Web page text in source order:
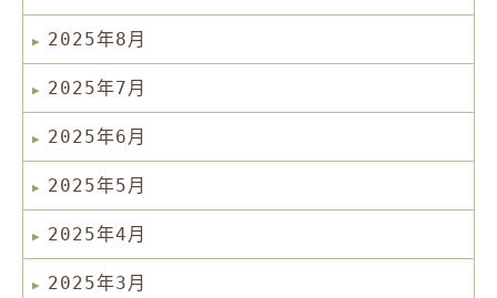
2025年8月
2025年7月
2025年6月
2025年5月
2025年4月
2025年3月